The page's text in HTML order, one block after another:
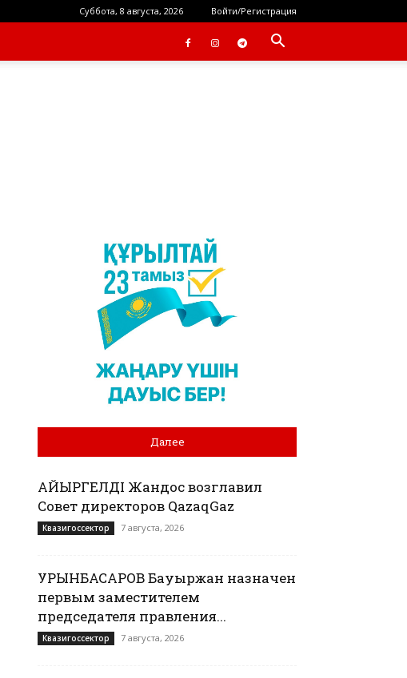
Суббота, 8 августа, 2026 Войти/Регистрация
Далее
ҚАЙЫРГЕЛДІ Жандос возглавил
Совет директоров QazaqGaz
Квазигоссектор 7 августа, 2026
УРЫНБАСАРОВ Бауыржан назначен
первым заместителем
председателя правления...
Квазигоссектор 7 августа, 2026